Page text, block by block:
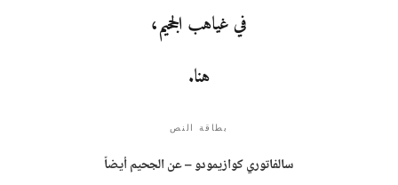
في غياهب الجحيم،
هنا.
بطاقة النص
سالفاتوري كوازيمودو – عن الجحيم أيضاً